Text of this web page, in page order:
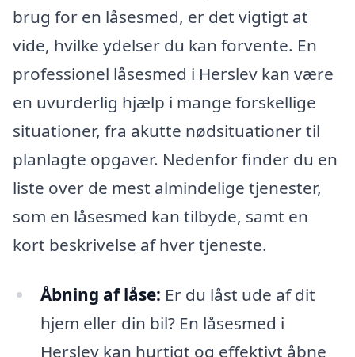
brug for en låsesmed, er det vigtigt at
vide, hvilke ydelser du kan forvente. En
professionel låsesmed i Herslev kan være
en uvurderlig hjælp i mange forskellige
situationer, fra akutte nødsituationer til
planlagte opgaver. Nedenfor finder du en
liste over de mest almindelige tjenester,
som en låsesmed kan tilbyde, samt en
kort beskrivelse af hver tjeneste.
Åbning af låse: Er du låst ude af dit
hjem eller din bil? En låsesmed i
Herslev kan hurtigt og effektivt åbne